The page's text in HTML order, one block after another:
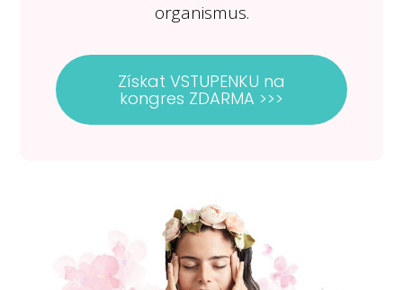
organismus.
Získat VSTUPENKU na
kongres ZDARMA >>>